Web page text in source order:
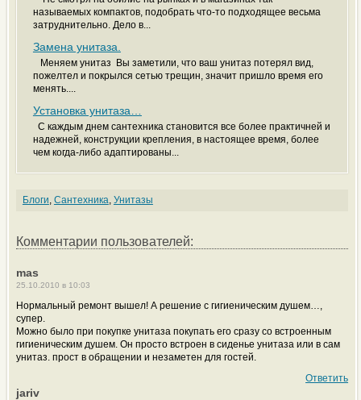
называемых компактов, подобрать что-то подходящее весьма
затруднительно. Дело в...
Замена унитаза.
Меняем унитаз Вы заметили, что ваш унитаз потерял вид,
пожелтел и покрылся сетью трещин, значит пришло время его
менять....
Установка унитаза…
С каждым днем сантехника становится все более практичней и
надежней, конструкции крепления, в настоящее время, более
чем когда-либо адаптированы...
Блоги, Сантехника, Унитазы
Комментарии пользователей:
mas
25.10.2010 в 10:03
Нормальный ремонт вышел! А решение с гигиеническим душем…,
супер.
Можно было при покупке унитаза покупать его сразу со встроенным
гигиеническим душем. Он просто встроен в сиденье унитаза или в сам
унитаз. прост в обращении и незаметен для гостей.
Ответить
jariv